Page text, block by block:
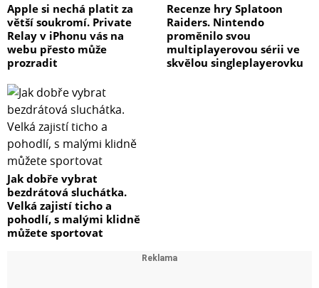
Apple si nechá platit za
větší soukromí. Private
Relay v iPhonu vás na
webu přesto může
prozradit
Recenze hry Splatoon
Raiders. Nintendo
proměnilo svou
multiplayerovou sérii ve
skvělou singleplayerovku
Jak dobře vybrat
bezdrátová sluchátka.
Velká zajistí ticho a
pohodlí, s malými klidně
můžete sportovat